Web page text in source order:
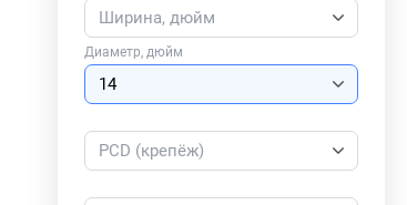
Ширина, дюйм
Диаметр, дюйм
PCD (крепёж)